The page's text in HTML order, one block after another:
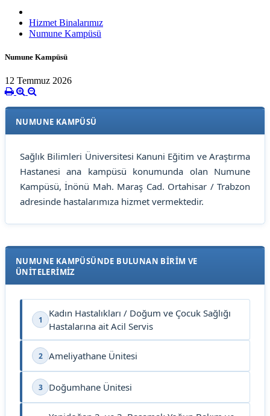
Hizmet Binalarımız
Numune Kampüsü
Numune Kampüsü
12 Temmuz 2026
NUMUNE KAMPÜSÜ
Sağlık Bilimleri Üniversitesi Kanuni Eğitim ve Araştırma
Hastanesi ana kampüsü konumunda olan Numune
Kampüsü, İnönü Mah. Maraş Cad. Ortahisar / Trabzon
adresinde hastalarımıza hizmet vermektedir.
NUMUNE KAMPÜSÜNDE BULUNAN BİRİM VE
ÜNİTELERİMİZ
1
Kadın Hastalıkları / Doğum ve Çocuk Sağlığı
Hastalarına ait Acil Servis
2 Ameliyathane Ünitesi
3 Doğumhane Ünitesi